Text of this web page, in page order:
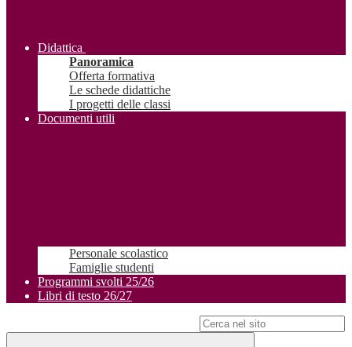
Didattica
Panoramica
Offerta formativa
Le schede didattiche
I progetti delle classi
Documenti utili
Personale scolastico
Famiglie studenti
Programmi svolti 25/26
Libri di testo 26/27